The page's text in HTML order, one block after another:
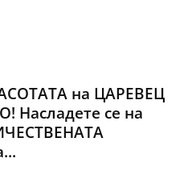
на ЦАРЕВЕЦ
Насладете се на